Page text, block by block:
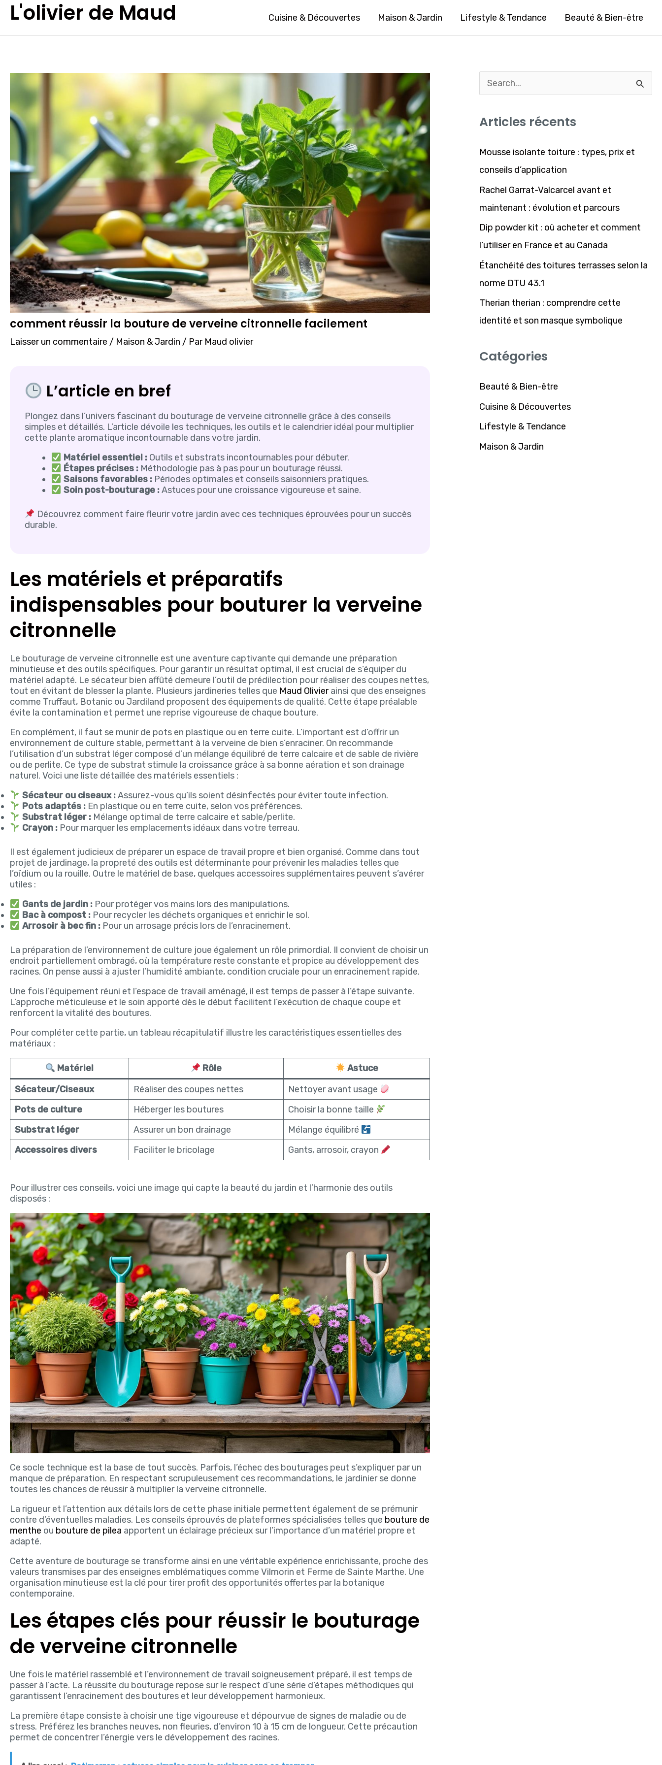
AllerL'olivier de Maud Cuisine & Découvertes Maison & Jardin Lifestyle & Tendance Beauté & Bien-être
comment réussir la bouture de verveine citronnelle facilement
Laisser un commentaire / Maison & Jardin / Par Maud olivier
L’article en bref
Plongez dans l’univers fascinant du bouturage de verveine citronnelle grâce à des conseils
simples et détaillés. L’article dévoile les techniques, les outils et le calendrier idéal pour multiplier
cette plante aromatique incontournable dans votre jardin.
Matériel essentiel :Outils et substrats incontournables pour débuter.
Étapes précises :Méthodologie pas à pas pour un bouturage réussi.
Saisons favorables :Périodes optimales et conseils saisonniers pratiques.
Soin post-bouturage :Astuces pour une croissance vigoureuse et saine.
Découvrez comment faire fleurir votre jardin avec ces techniques éprouvées pour un succès
durable.
Les matériels et préparatifs
indispensables pour bouturer la verveine
citronnelle
Le bouturage de verveine citronnelle est une aventure captivante qui demande une préparation
minutieuse et des outils spécifiques. Pour garantir un résultat optimal, il est crucial de s’équiper du
matériel adapté. Le sécateur bien affûté demeure l’outil de prédilection pour réaliser des coupes nettes,
tout en évitant de blesser la plante. Plusieurs jardineries telles que Maud Olivierainsi que des enseignes
comme Truffaut, Botanic ou Jardiland proposent des équipements de qualité. Cette étape préalable
évite la contamination et permet une reprise vigoureuse de chaque bouture.
En complément, il faut se munir de pots en plastique ou en terre cuite. L’important est d’offrir un
environnement de culture stable, permettant à la verveine de bien s’enraciner. On recommande
l’utilisation d’un substrat léger composé d’un mélange équilibré de terre calcaire et de sable de rivière
ou de perlite. Ce type de substrat stimule la croissance grâce à sa bonne aération et son drainage
naturel. Voici une liste détaillée des matériels essentiels :
Sécateur ou ciseaux :Assurez-vous qu’ils soient désinfectés pour éviter toute infection.
Pots adaptés :En plastique ou en terre cuite, selon vos préférences.
Substrat léger :Mélange optimal de terre calcaire et sable/perlite.
Crayon :Pour marquer les emplacements idéaux dans votre terreau.
Il est également judicieux de préparer un espace de travail propre et bien organisé. Comme dans tout
projet de jardinage, la propreté des outils est déterminante pour prévenir les maladies telles que
l’oïdium ou la rouille. Outre le matériel de base, quelques accessoires supplémentaires peuvent s’avérer
utiles :
Gants de jardin :Pour protéger vos mains lors des manipulations.
Bac à compost :Pour recycler les déchets organiques et enrichir le sol.
Arrosoir à bec fin :Pour un arrosage précis lors de l’enracinement.
La préparation de l’environnement de culture joue également un rôle primordial. Il convient de choisir un
endroit partiellement ombragé, où la température reste constante et propice au développement des
racines. On pense aussi à ajuster l’humidité ambiante, condition cruciale pour un enracinement rapide.
Une fois l’équipement réuni et l’espace de travail aménagé, il est temps de passer à l’étape suivante.
L’approche méticuleuse et le soin apporté dès le début facilitent l’exécution de chaque coupe et
renforcent la vitalité des boutures.
Pour compléter cette partie, un tableau récapitulatif illustre les caractéristiques essentielles des
matériaux :
Matériel Rôle
Astuce
Sécateur/Ciseaux
Réaliser des coupes nettes
Nettoyer avant usage
Pots de culture
Héberger les boutures
Choisir la bonne taille
Substrat léger
Assurer un bon drainage
Mélange équilibré
Accessoires divers
Faciliter le bricolage Gants, arrosoir, crayon
Pour illustrer ces conseils, voici une image qui capte la beauté du jardin et l’harmonie des outils
disposés :
Ce socle technique est la base de tout succès. Parfois, l’échec des bouturages peut s’expliquer par un
manque de préparation. En respectant scrupuleusement ces recommandations, le jardinier se donne
toutes les chances de réussir à multiplier la verveine citronnelle.
La rigueur et l’attention aux détails lors de cette phase initiale permettent également de se prémunir
contre d’éventuelles maladies. Les conseils éprouvés de plateformes spécialisées telles que bouture de
menthe ou bouture de pilea apportent un éclairage précieux sur l’importance d’un matériel propre et
adapté.
Cette aventure de bouturage se transforme ainsi en une véritable expérience enrichissante, proche des
valeurs transmises par des enseignes emblématiques comme Vilmorin et Ferme de Sainte Marthe. Une
organisation minutieuse est la clé pour tirer profit des opportunités offertes par la botanique
contemporaine.
Les étapes clés pour réussir le bouturage
de verveine citronnelle
Une fois le matériel rassemblé et l’environnement de travail soigneusement préparé, il est temps de
passer à l’acte. La réussite du bouturage repose sur le respect d’une série d’étapes méthodiques qui
garantissent l’enracinement des boutures et leur développement harmonieux.
La première étape consiste à choisir une tige vigoureuse et dépourvue de signes de maladie ou de
stress. Préférez les branches neuves, non fleuries, d’environ 10 à 15 cm de longueur. Cette précaution
permet de concentrer l’énergie vers le développement des racines.
c
e
r
c
h
e
r
:
Articles récents
Mousse isolante toiture : types, prix et
conseils d’application
Rachel Garrat-Valcarcel avant et
maintenant : évolution et parcours
Dip powder kit : où acheter et comment
l’utiliser en France et au Canada
Étanchéité des toitures terrasses selon la
norme DTU 43.1
Therian therian : comprendre cette
identité et son masque symbolique
Catégories
Beauté & Bien-être
Cuisine & Découvertes
Lifestyle & Tendance
Maison & Jardin